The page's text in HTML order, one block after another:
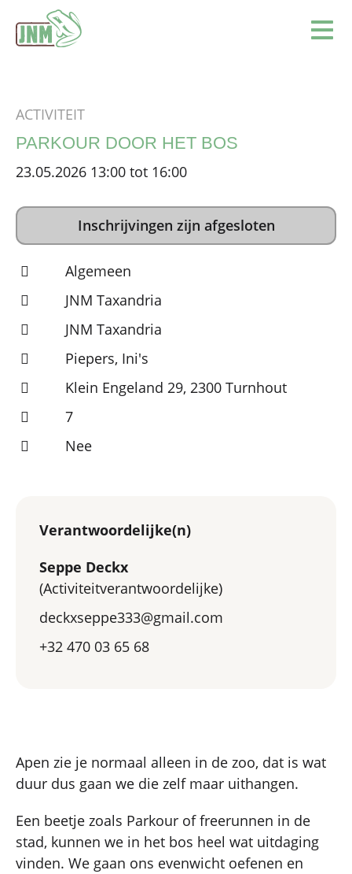
ACTIVITEIT
PARKOUR DOOR HET BOS
23.05.2026 13:00 tot 16:00
Inschrijvingen zijn afgesloten
Algemeen
JNM Taxandria
JNM Taxandria
Piepers, Ini's
Klein Engeland 29, 2300 Turnhout
7
Nee
Verantwoordelijke(n)
Seppe Deckx
(Activiteitverantwoordelijke)
deckxseppe333@gmail.com
+32 470 03 65 68
Apen zie je normaal alleen in de zoo, dat is wat
duur dus gaan we die zelf maar uithangen.
Een beetje zoals Parkour of freerunnen in de
stad, kunnen we in het bos heel wat uitdaging
vinden. We gaan ons evenwicht oefenen en